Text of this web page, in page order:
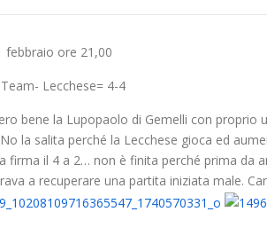
febbraio ore 21,00
Lecchese= 4-4
bene la Lupopaolo di Gemelli con proprio
la salita perché la Lecchese gioca ed
firma il 4 a 2… non è finita perché prima da
a recuperare una partita iniziata male.